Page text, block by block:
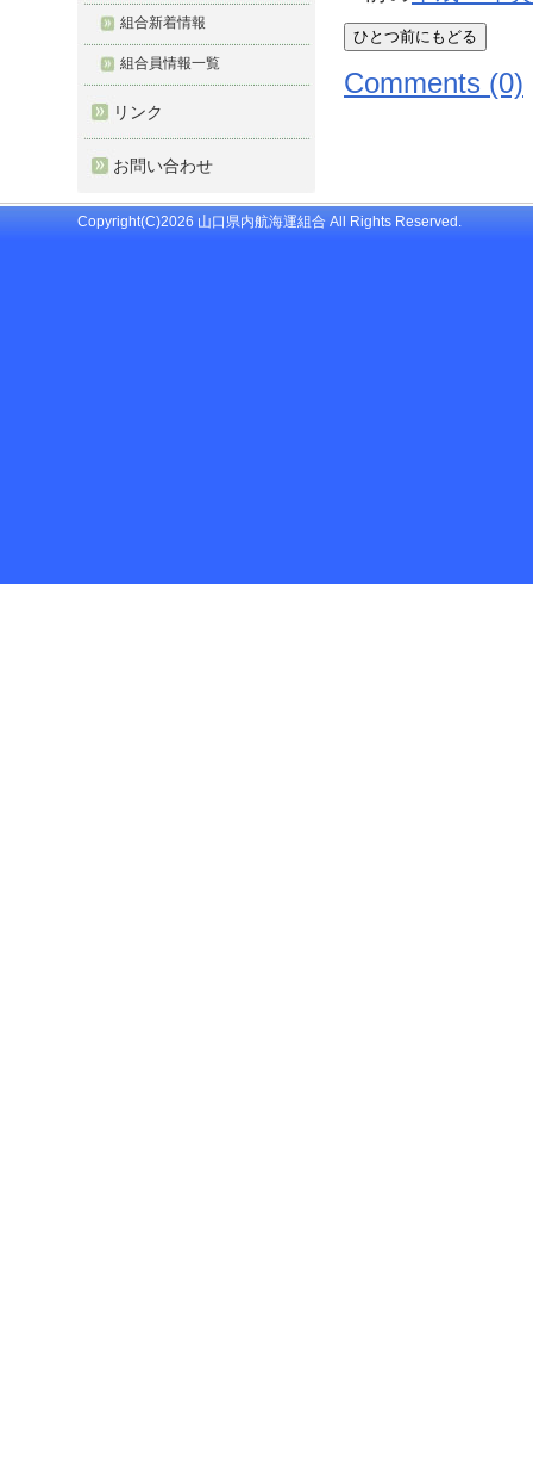
組合新着情報
組合員情報一覧
リンク
お問い合わせ
Comments (0)
Copyright(C)2026 山口県内航海運組合 All Rights Reserved.